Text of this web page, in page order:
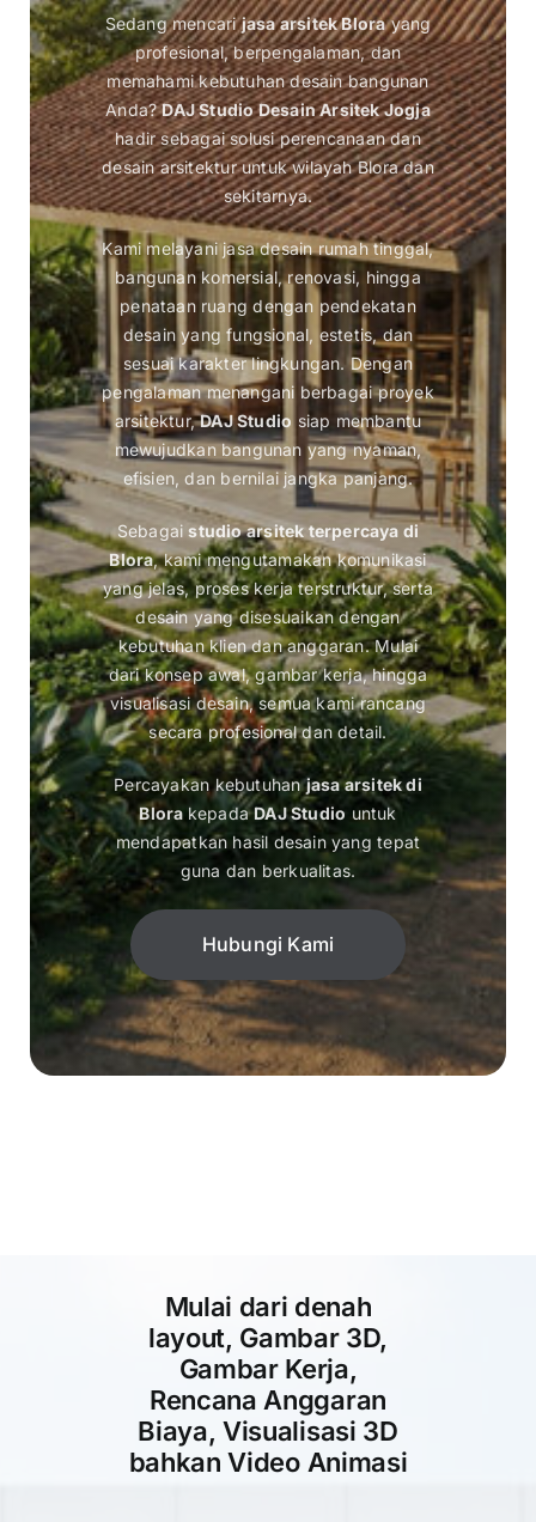
Sedang mencarijasa arsitek Blorayang
profesional, berpengalaman, dan
memahami kebutuhan desain bangunan
Anda?DAJ Studio Desain Arsitek Jogja
hadir sebagai solusi perencanaan dan
desain arsitektur untuk wilayah Blora dan
sekitarnya.
Kami melayani jasa desain rumah tinggal,
bangunan komersial, renovasi, hingga
penataan ruang dengan pendekatan
desain yang fungsional, estetis, dan
sesuai karakter lingkungan. Dengan
pengalaman menangani berbagai proyek
arsitektur,DAJ Studio siap membantu
mewujudkan bangunan yang nyaman,
efisien, dan bernilai jangka panjang.
Sebagaistudio arsitek terpercaya di
Blora, kami mengutamakan komunikasi
yang jelas, proses kerja terstruktur, serta
desain yang disesuaikan dengan
kebutuhan klien dan anggaran. Mulai
dari konsep awal, gambar kerja, hingga
visualisasi desain, semua kami rancang
secara profesional dan detail.
Percayakan kebutuhanjasa arsitek di
Blora kepadaDAJ Studio untuk
mendapatkan hasil desain yang tepat
guna dan berkualitas.
Hubungi Kami
Mulai dari denah
layout, Gambar 3D,
Gambar Kerja,
Rencana Anggaran
Biaya, Visualisasi 3D
bahkan Video Animasi